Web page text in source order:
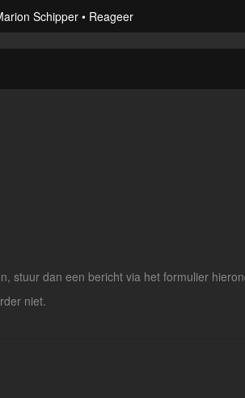
Schipper Reageer
stuur dan een bericht via het formulier
niet.